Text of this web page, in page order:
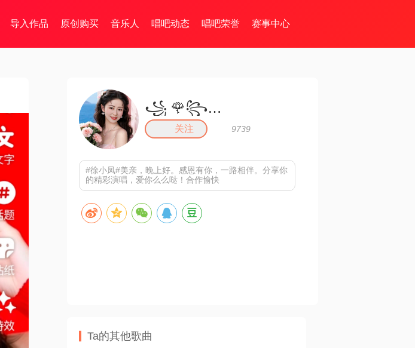
导入作品 原创购买 音乐人 唱吧动态 唱吧荣誉 赛事中心
꧁ 🌹꧂千变小魔仙꧁🎈
关注 9739
#徐小凤#美亲，晚上好。感恩有你，一路相伴。分享你
的精彩演唱，爱你么么哒！合作愉快
Ta的其他歌曲